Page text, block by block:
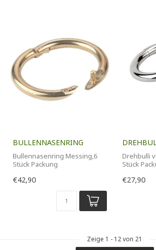
BULLENNASENRING
Bullennasenring Messing,6
Stück Packung
€42,90
Drehbulli
Stück
€27,90
Zeige 1 - 12von 21